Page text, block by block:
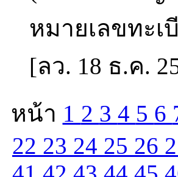
หมายเลขทะเ
[ลว. 18 ธ.ค.
หน้า 1 2 3 4 5 6
22 23 24 25 26